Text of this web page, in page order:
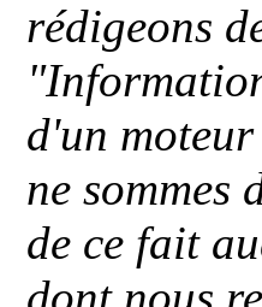
rédigeons
"
d'un
ne sommes
de ce fait